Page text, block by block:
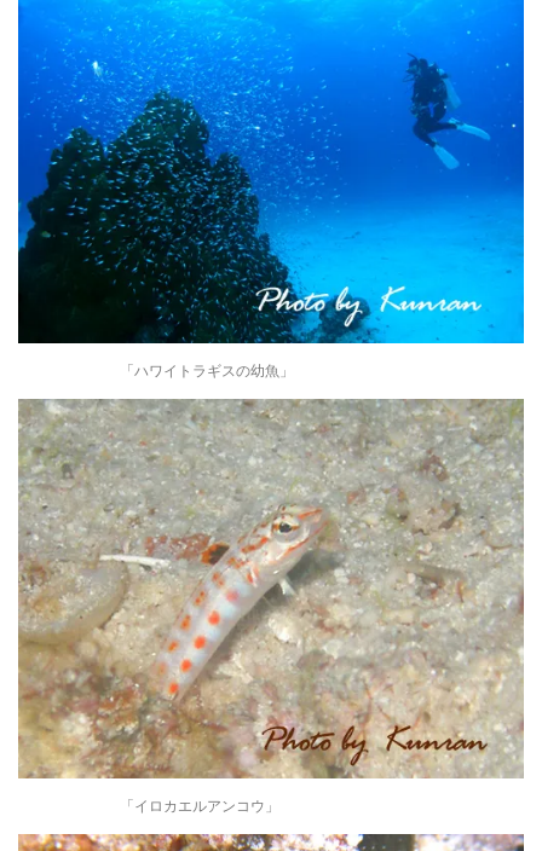
「ハワイトラギスの幼魚」
「イロカエルアンコウ」